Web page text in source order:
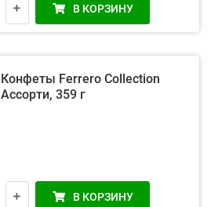
В КОРЗИНУ
Конфеты Ferrero Collection
Ассорти, 359 г
В КОРЗИНУ